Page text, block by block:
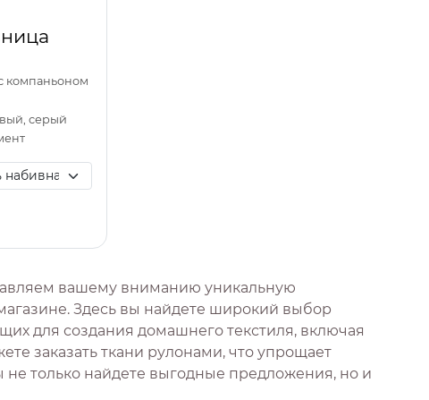
компаньоном
серый
вашему вниманию уникальную
Здесь вы найдете широкий выбор
для создания домашнего текстиля, включая
заказать ткани рулонами, что упрощает
только найдете выгодные предложения, но и